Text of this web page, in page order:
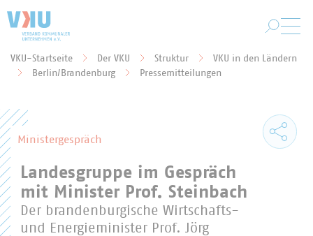
Sie befinden sich hier:
VKU-Startseite Der VKU Struktur
VKU in den Ländern
Berlin/Brandenburg
Pressemitteilungen
Ministergespräch
Landesgruppe im Gespräch
mit Minister Prof. Steinbach
Der brandenburgische Wirtschafts-
und Energieminister Prof. Jörg